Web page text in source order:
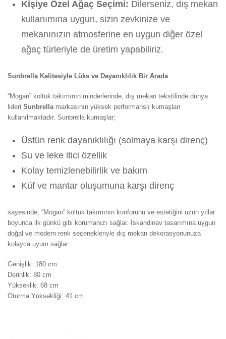
Kişiye Özel Ağaç Seçimi: Dilerseniz, dış mekan
kullanımına uygun, sizin zevkinize ve
mekanınızın atmosferine en uygun diğer özel
ağaç türleriyle de üretim yapabiliriz.
Sunbrella Kalitesiyle Lüks ve Dayanıklılık Bir Arada
“Mogan” koltuk takımının minderlerinde, dış mekan tekstilinde dünya
lideri Sunbrellamarkasının yüksek performanslı kumaşları
kullanılmaktadır. Sunbrella kumaşlar;
Üstün renk dayanıklılığı (solmaya karşı direnç)
Su ve leke itici özellik
Kolay temizlenebilirlik ve bakım
Küf ve mantar oluşumuna karşı direnç
sayesinde, “Mogan” koltuk takımının konforunu ve estetiğini uzun yıllar
boyunca ilk günkü gibi korumanızı sağlar. İskandinav tasarımına uygun
doğal ve modern renk seçenekleriyle dış mekan dekorasyonunuza
kolayca uyum sağlar.
Genişlik: 180 cm
Derinlik: 80 cm
Yükseklik: 68 cm
Oturma Yüksekliği: 41 cm